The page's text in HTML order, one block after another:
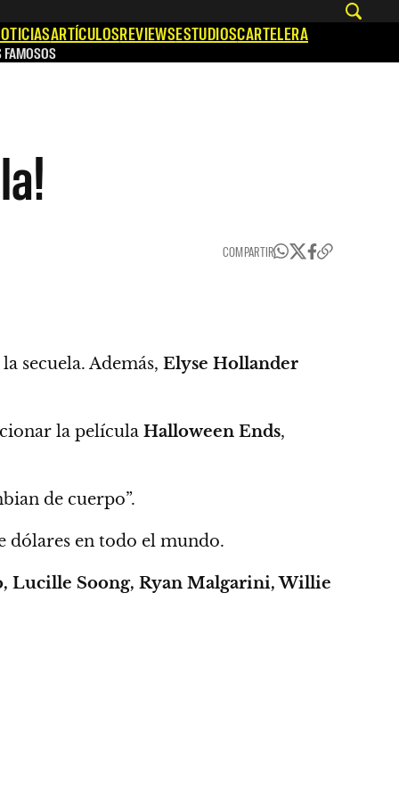
ARTÍCULOSREVIEWSESTUDIOSCARTELERA
FAMOSOS
COMPARTIR
secuela. Además, Elyse Hollander
la película Halloween Ends,
de cuerpo”.
dólares en todo el mundo.
Lucille Soong, Ryan Malgarini, Willie